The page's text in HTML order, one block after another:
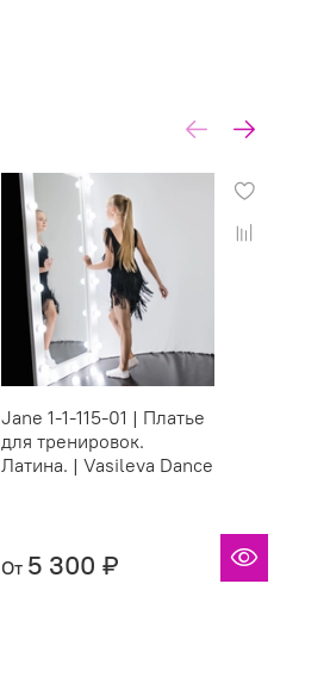
Jane 1-1-115-01 | Платье
для тренировок.
Латина. | Vasileva Dance
От 5 300 ₽